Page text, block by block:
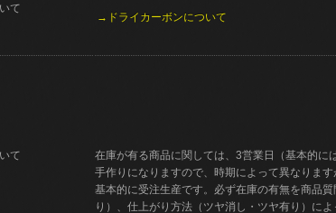
て
→ドライカーボンについて
て
在庫が有る商品に関しては、3営業日（基本的に
手作りになりますので、時期によって異なりま
基本的に受注生産です。必ず在庫の有無を商品
り）、仕上がり方法（ツヤ消し・ツヤ有り）に